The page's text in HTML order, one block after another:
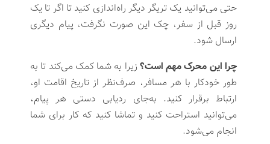
حتی می‌توانید یک تریگر دیگر راه‌اندازی کنید تا اگر تا یک
روز قبل از سفر، چک این صورت نگرفت، پیام دیگری
ارسال شود.
چرا این محرک مهم است؟ زیرا به شما کمک می‌کند تا به
طور خودکار با هر مسافر، صرف‌نظر از تاریخ اقامت او،
ارتباط برقرار کنید. به‌جای ردیابی دستی هر پیام،
می‌توانید استراحت کنید و تماشا کنید که کار برای شما
انجام می‌شود.